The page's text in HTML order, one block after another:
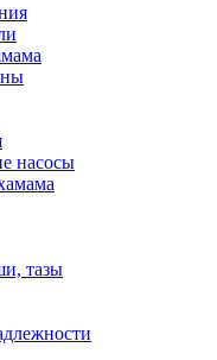
насосы
тазы